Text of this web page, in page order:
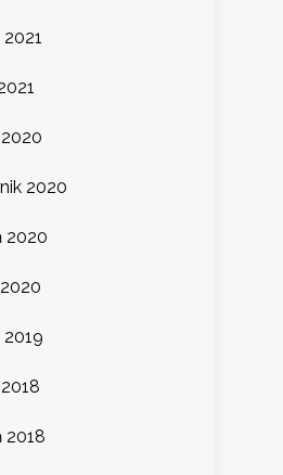
2020
2020
2019
2018